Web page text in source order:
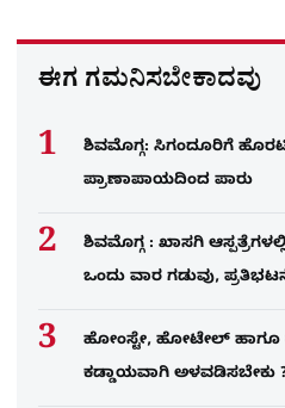
ಈಗ ಗಮನಿಸಬೇಕಾದವು
ಶಿವಮೊಗ್ಗ: ಸಿಗಂದೂರಿಗೆ
ಪ್ರಾಣಾಪಾಯದಿಂದ ಪಾರು
ಶಿವಮೊಗ್ಗ : ಖಾಸಗಿ
ಒಂದು ವಾರ ಗಡುವು,
ಹೋಂಸ್ಟೇ, ಹೋಟೇಲ್ ಹಾಗೂ
ಕಡ್ಡಾಯವಾಗಿ ಅಳವಡಿಸಬೇಕು